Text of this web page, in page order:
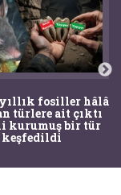
fosiller hâlâ
türlere ait çıktı
kurumuş bir tür
keşfedildi